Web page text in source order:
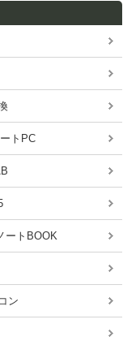
トPC
ートBOOK
ン